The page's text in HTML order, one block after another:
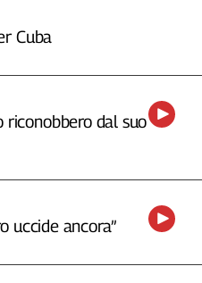
Cuba
riconobbero dal suo
uccide ancora”